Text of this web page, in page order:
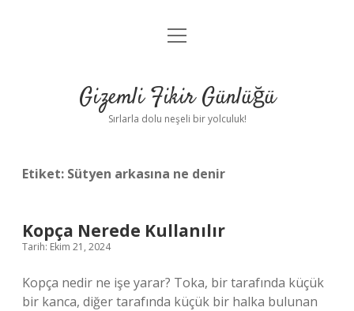
Anasayfa
Yasal Uyarı
menüyü
Gizemli Fikir Günlüğü
Sırlarla dolu neşeli bir yolculuk!
Etiket: Sütyen arkasına ne denir
Kopça Nerede Kullanılır
Tarih: Ekim 21, 2024
Kopça nedir ne işe yarar? Toka, bir tarafında küçük
bir kanca, diğer tarafında küçük bir halka bulunan